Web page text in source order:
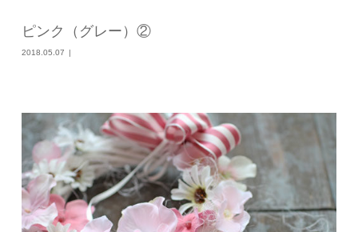
ピンク（グレー）②
2018.05.07